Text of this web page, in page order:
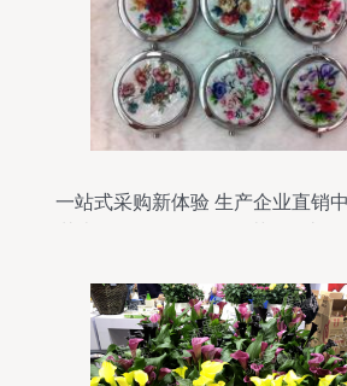
一站式采购新体验 生产企业直销